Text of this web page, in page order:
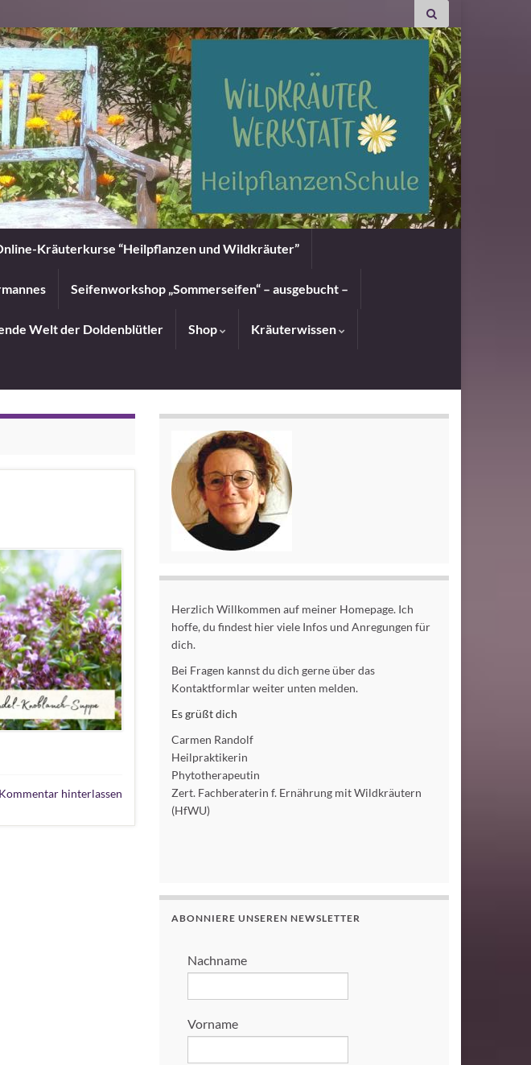
Kräuterkurse “Heilpflanzen und Wildkräuter”
Seifenworkshop „Sommerseifen“ – ausgebucht –
Welt der Doldenblütler Shop Kräuterwissen
Kommentar hinterlassen
Herzlich Willkommen auf meiner Homepage. Ich
hoffe, du findest hier viele Infos und Anregungen für
dich.
Bei Fragen kannst du dich gerne über das
Kontaktformlar weiter unten melden.
Es grüßt dich
Carmen Randolf
Heilpraktikerin
Phytotherapeutin
Zert. Fachberaterin f. Ernährung mit Wildkräutern
(HfWU)
ABONNIERE UNSEREN NEWSLETTER
Nachname
Vorname